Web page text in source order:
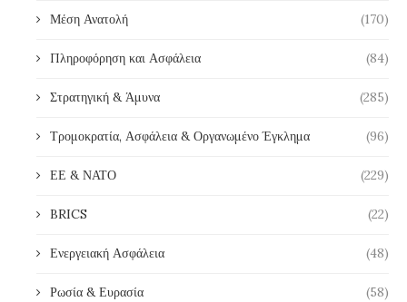
Μέση Ανατολή (170)
Πληροφόρηση και Ασφάλεια (84)
Στρατηγική & Άμυνα (285)
Τρομοκρατία, Ασφάλεια & Οργανωμένο Έγκλημα (96)
ΕΕ & ΝΑΤΟ (229)
BRICS (22)
Ενεργειακή Ασφάλεια (48)
Ρωσία & Ευρασία (58)